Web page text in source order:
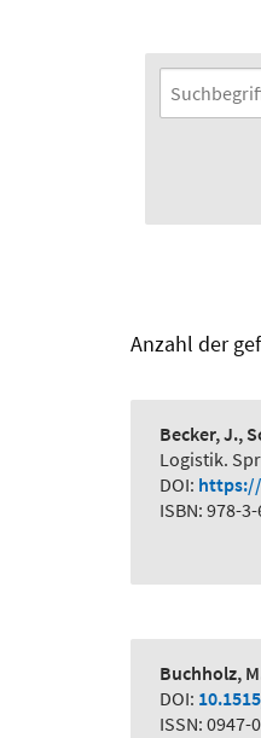
Anzahl der
Becker, J.,
Logistik.
DOI: https://
ISBN: 978-
Buchholz,
DOI:
ISSN: 0947-